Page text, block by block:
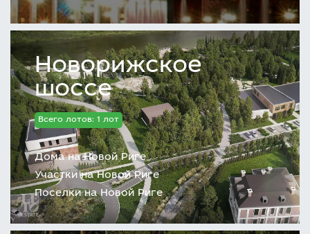
Новорижское
шоссе
Всего лотов: 1 лот
Дома на Новой Риге
Участки на Новой Риге
Поселки на Новой Риге